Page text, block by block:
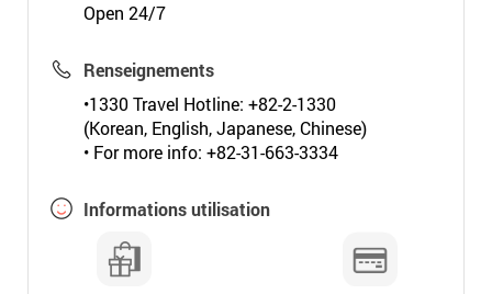
Open 24/7
Renseignements
•1330 Travel Hotline: +82-2-1330
(Korean, English, Japanese, Chinese)
• For more info: +82-31-663-3334
Informations utilisation